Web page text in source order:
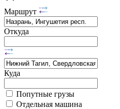
Маршрут
Откуда
Куда
Попутные грузы
Отдельная машина